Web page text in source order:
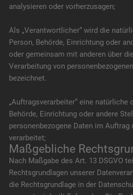
analysieren oder vorherzusagen;
Als „Verantwortlicher“ wird die
Person, Behörde, Einrichtung oder
oder gemeinsam mit anderen über
Verarbeitung von
bezeichnet.
„Auftragsverarbeiter“ eine natürliche
Behörde, Einrichtung oder andere
personenbezogene Daten im
verarbeitet;
Maßgebliche
Nach Maßgabe des Art. 13 DSGVO
Rechtsgrundlagen unserer
die Rechtsgrundlage in der